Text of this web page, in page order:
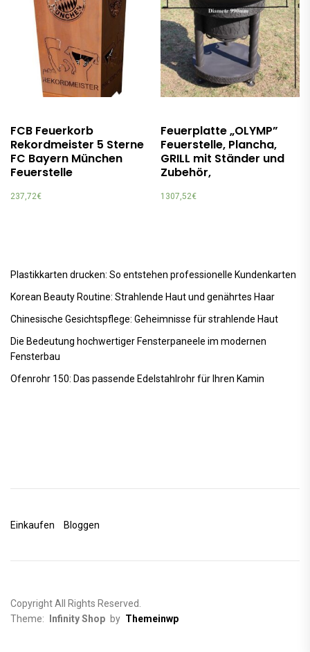
FCB Feuerkorb
Rekordmeister 5 Sterne
FC Bayern München
Feuerstelle
237,72€
Feuerplatte „OLYMP”
Feuerstelle, Plancha,
GRILL mit Ständer und
Zubehör,
1307,52€
Plastikkarten drucken: So entstehen professionelle Kundenkarten
Korean Beauty Routine: Strahlende Haut und genährtes Haar
Chinesische Gesichtspflege: Geheimnisse für strahlende Haut
Die Bedeutung hochwertiger Fensterpaneele im modernen
Fensterbau
Ofenrohr 150: Das passende Edelstahlrohr für Ihren Kamin
Einkaufen Bloggen
Copyright All Rights Reserved.
Theme:
Infinity Shop by Themeinwp